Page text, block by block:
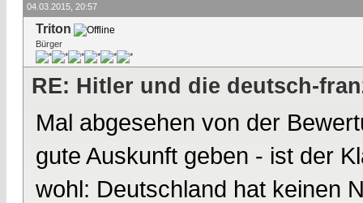
04.03.2015, 20:57
Triton
Bürger
RE: Hitler und die deutsch-
Mal abgesehen von der
gute Auskunft geben - ist der
wohl: Deutschland hat keinen